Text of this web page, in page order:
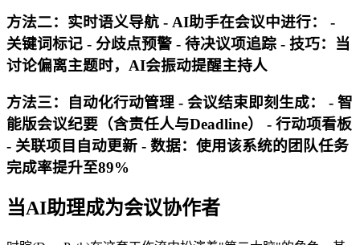
方法二：实时语义导航 - AI助手在会议中进行： -
关键词标记 - 分歧点预警 - 待决议项追踪 - 技巧：当
讨论偏离主题时，AI会振动提醒主持人
方法三：自动化行动管理 - 会议结束即刻生成： - 智
能版会议纪要（含责任人与Deadline） - 行动项看板
- 关联项目自动更新 - 数据：使用该系统的团队任务
完成率提升至89%
当AI助理成为会议协作者